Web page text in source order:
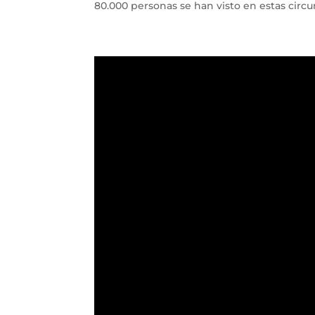
80.000 personas se han visto en estas